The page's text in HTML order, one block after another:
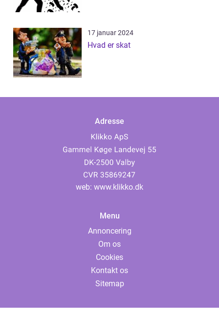
17 januar 2024
Hvad er skat
Adresse
web: www.klikko.dk
Menu
Annoncering
Om os
Cookies
Kontakt os
Sitemap